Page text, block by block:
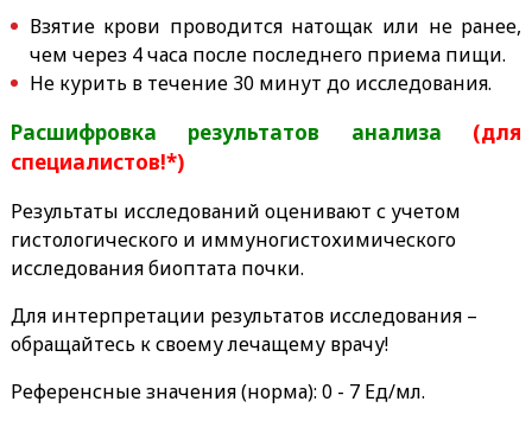
Взятие крови проводится натощак или не ранее,
чем через 4 часа после последнего приема пищи.
Не курить в течение 30 минут до исследования.
Расшифровка результатов анализа (для
специалистов!*)
Результаты исследований оценивают с учетом
гистологического и иммуногистохимического
исследования биоптата почки.
Для интерпретации результатов исследования –
обращайтесь к своему лечащему врачу!
Референсные значения (норма): 0 - 7 Ед/мл.